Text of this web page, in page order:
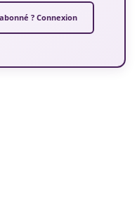
? Connexion